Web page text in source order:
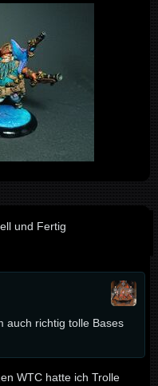
und Fertig
auch richtig tolle Bases
WTC hatte ich Trolle